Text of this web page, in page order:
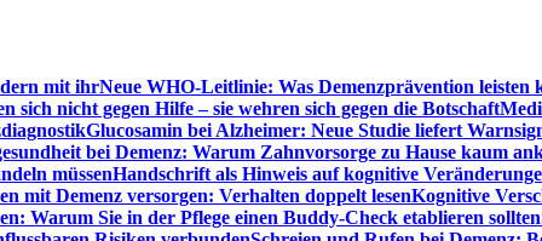
mit ihrNeue WHO-Leitlinie: Was Demenzprävention leisten
sich nicht gegen Hilfe – sie wehren sich gegen die Botschaft
Glucosamin bei Alzheimer: Neue Studie liefert
bei Demenz: Warum Zahnvorsorge zu Hause kaum
müssenHandschrift als Hinweis auf kognitive
mit Demenz versorgen: Verhalten doppelt lesenKognitive
Warum Sie in der Pflege einen Buddy-Check etablieren sollten